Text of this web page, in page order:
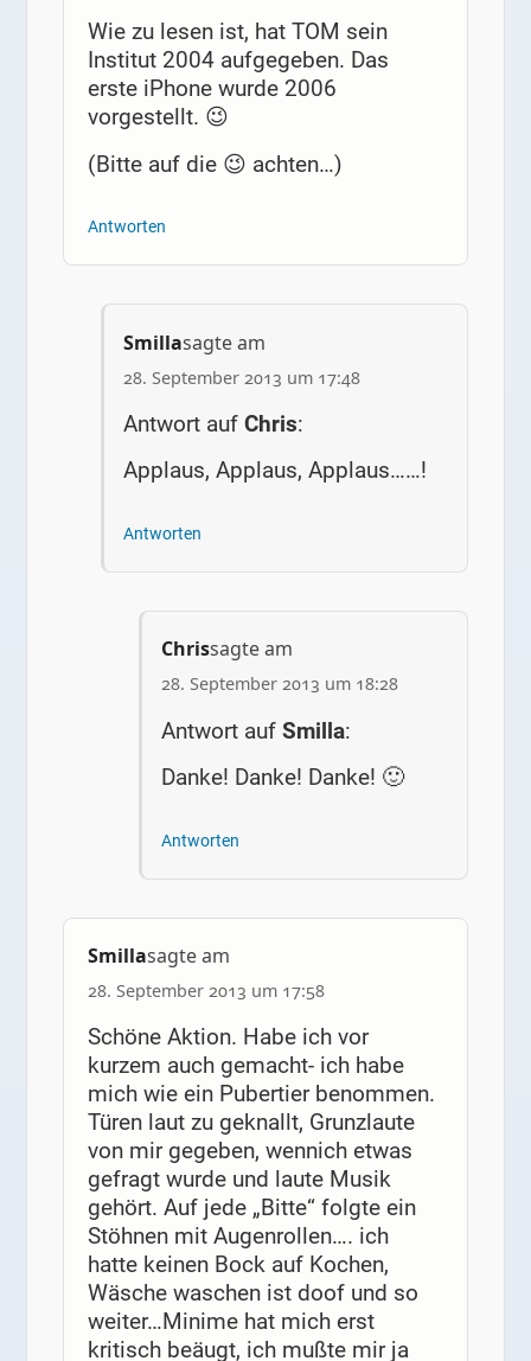
Wie zu lesen ist, hat TOM sein
Institut 2004 aufgegeben. Das
erste iPhone wurde 2006
vorgestellt. 😉
(Bitte auf die 😉 achten…)
Antworten
Smillasagte am
28. September 2013 um 17:48
Antwort aufChris:
Applaus, Applaus, Applaus……!
Antworten
Chrissagte am
28. September 2013 um 18:28
Antwort aufSmilla:
Danke! Danke! Danke! 🙂
Antworten
Smillasagte am
28. September 2013 um 17:58
Schöne Aktion. Habe ich vor
kurzem auch gemacht- ich habe
mich wie ein Pubertier benommen.
Türen laut zu geknallt, Grunzlaute
von mir gegeben, wennich etwas
gefragt wurde und laute Musik
gehört. Auf jede „Bitte“ folgte ein
Stöhnen mit Augenrollen…. ich
hatte keinen Bock auf Kochen,
Wäsche waschen ist doof und so
weiter…Minime hat mich erst
kritisch beäugt, ich mußte mir ja